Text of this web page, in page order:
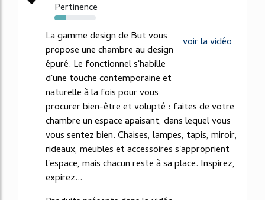
Pertinence
28%
voir la vidéo
La gamme design de But vous
propose une chambre au design
épuré. Le fonctionnel s'habille
d'une touche contemporaine et
naturelle à la fois pour vous
procurer bien-être et volupté : faites de votre
chambre un espace apaisant, dans lequel vous
vous sentez bien. Chaises, lampes, tapis, miroir,
rideaux, meubles et accessoires s'approprient
l'espace, mais chacun reste à sa place. Inspirez,
expirez...